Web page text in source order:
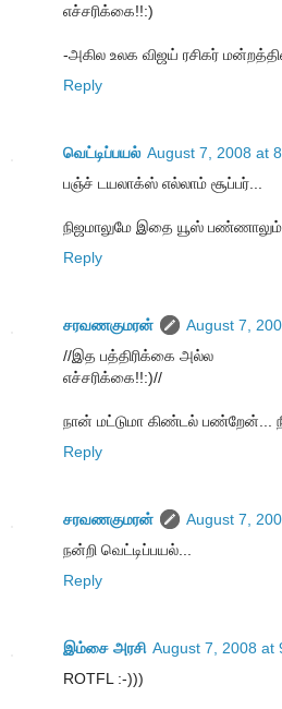
எச்சரிக்கை!!:)
-அகில உலக விஜய் ரசிகர்
Reply
வெட்டிப்பயல் August 7, 2008 at
பஞ்ச் டயலாக்ஸ் எல்லாம் சூப்பர்...
நிஜமாலுமே இதை யூஸ்
Reply
சரவணகுமரன்
August 7,
//இத பத்திரிக்கை அல்ல
எச்சரிக்கை!!:)//
நான் மட்டுமா கிண்டல் பண்றேன்...
Reply
சரவணகுமரன்
August 7,
நன்றி வெட்டிப்பயல்...
Reply
இம்சை அரசி August 7, 2008 at
ROTFL :-)))